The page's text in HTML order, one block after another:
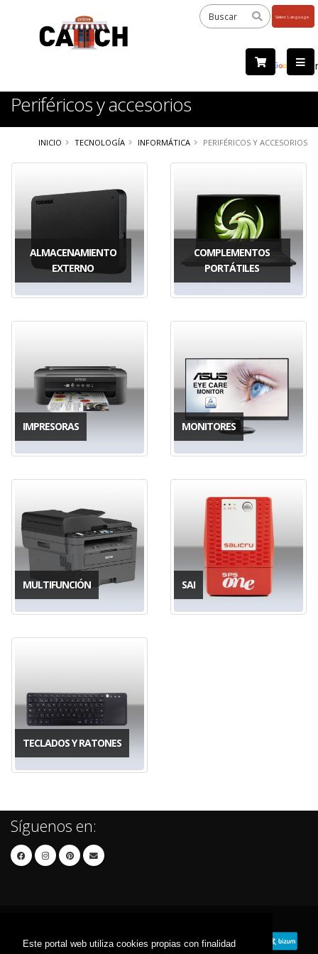
Este portal web utiliza cookies propias con finalidad
by
Periféricos y accesorios
INICIO TECNOLOGÍA INFORMÁTICA PERIFÉRICOS Y ACCESORIOS
ALMACENAMIENTO
EXTERNO
COMPLEMENTOS
PORTÁTILES
IMPRESORAS MONITORES
MULTIFUNCIÓN SAI
TECLADOS Y RATONES
Síguenos en: